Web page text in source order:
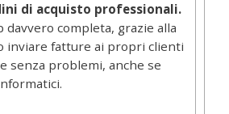
di acquisto professionali.
davvero completa, grazie alla
inviare fatture ai propri clienti
senza problemi, anche se